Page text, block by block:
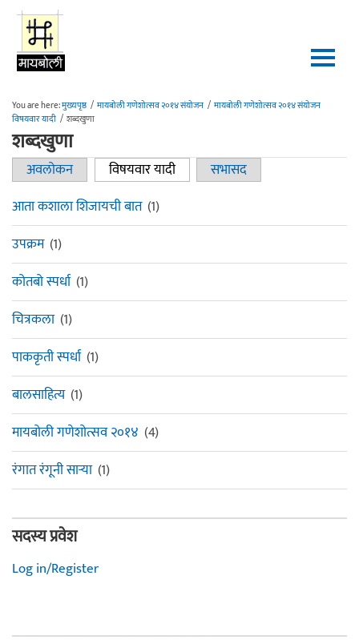
Skip to main content
You are here:मुख्यपृष्ठ / मायबोली गणेशोत्सव २०१४ संयोजन / मायबोली गणेशोत्सव २०१४ संयोजन
विषयवार यादी / शब्दखुणा
शब्दखुणा
Primary tabs
अवलोकन विषयवार यादी(active tab)
सभासद
आता कशाला शिजायची बात (1)
उपक्रम (1)
कोतबो स्पर्धा (1)
चित्रकला (1)
पाककृती स्पर्धा (1)
बालसाहित्य (1)
मायबोली गणेशोत्सव २०१४ (4)
रंगात रंगूनी सार्‍या (1)
सदस्य प्रवेश
Log in/Register